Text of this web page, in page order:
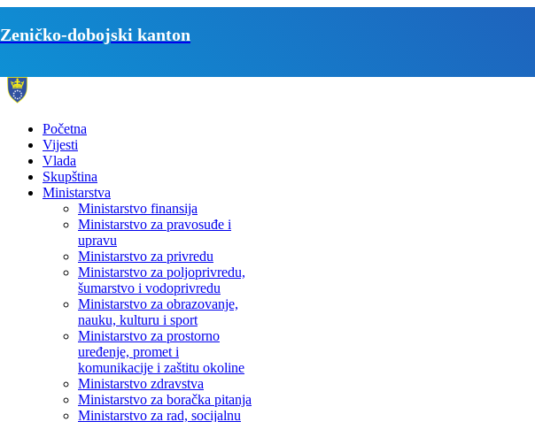
Zeničko-dobojski kanton
Početna
Vijesti
Vlada
Skupština
Ministarstva
Ministarstvo finansija
Ministarstvo za pravosuđe i
upravu
Ministarstvo za privredu
Ministarstvo za poljoprivredu,
šumarstvo i vodoprivredu
Ministarstvo za obrazovanje,
nauku, kulturu i sport
Ministarstvo za prostorno
uređenje, promet i
komunikacije i zaštitu okoline
Ministarstvo zdravstva
Ministarstvo za boračka pitanja
Ministarstvo za rad, socijalnu